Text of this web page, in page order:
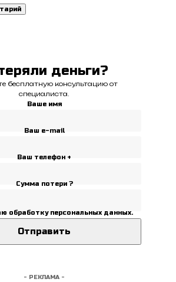
деньги?
бесплатную консультацию от
специалиста.
Ваше имя
Ваш e-mail
Ваш телефон +
Сумма потери ?
обработку персональных данных.
- РЕКЛАМА -